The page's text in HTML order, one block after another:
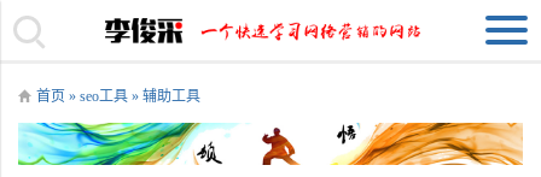
首页 » seo工具 » 辅助工具